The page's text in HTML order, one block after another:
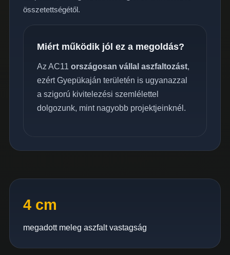
összetettségétől.
Miért működik jól ez a megoldás?
Az AC11 országosan vállal aszfaltozást,
ezért Gyepükaján területén is ugyanazzal
a szigorú kivitelezési szemlélettel
dolgozunk, mint nagyobb projektjeinknél.
4 cm
megadott meleg aszfalt vastagság